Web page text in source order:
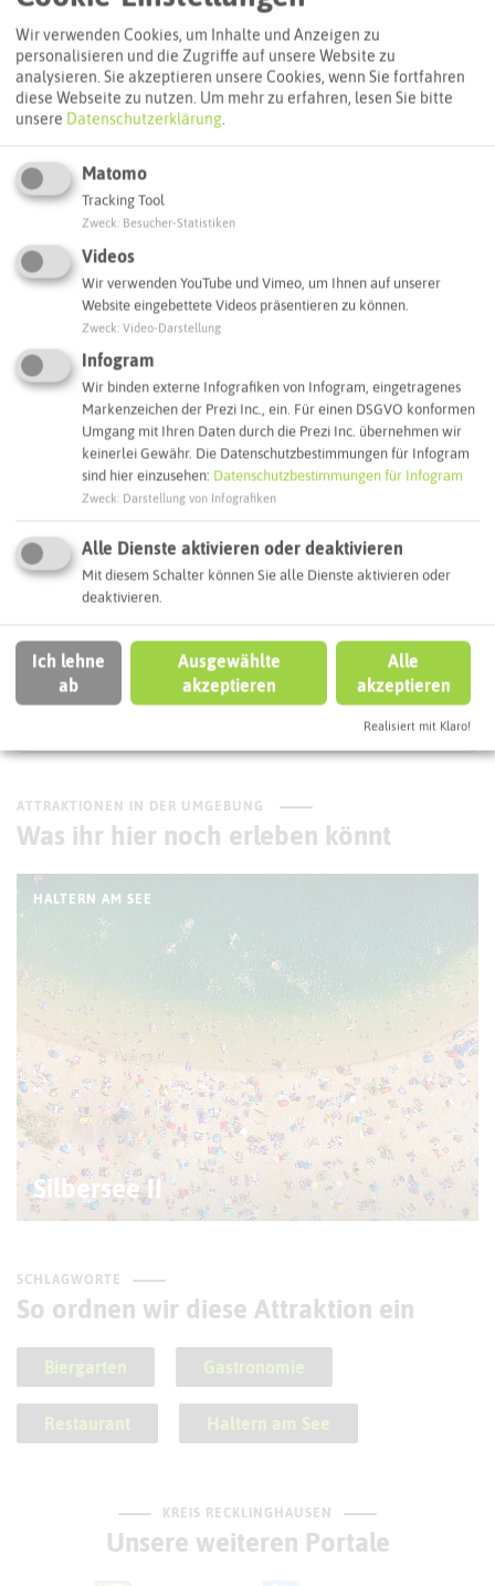
Adresse:
Treibsand
Zum Vogelsberg
45721 Haltern am See
Webseite
Interaktive Karte
Routenplanung zum Ziel:
ÖPNV-Route finden
ATTRAKTIONEN IN DER UMGEBUNG
Was ihr hier noch erleben könnt
HALTERN AM SEE
Silbersee II
SCHLAGWORTE
So ordnen wir diese Attraktion ein
Biergarten Gastronomie
Restaurant Haltern am See
KREIS RECKLINGHAUSEN
Unsere weiteren Portale
Wir verwenden Cookies, um Inhalte und Anzeigen zu
personalisieren und die Zugriffe auf unsere Website zu
analysieren. Sie akzeptieren unsere Cookies, wenn Sie fortfahren
diese Webseite zu nutzen. Um mehr zu erfahren, lesen Sie bitte
unsere Datenschutzerklärung.
Matomo
Tracking Tool
Zweck Besucher-Statistiken
Videos
Wir verwenden YouTube und Vimeo, um Ihnen auf unserer
Website eingebettete Videos präsentieren zu können.
Zweck Video-Darstellung
Infogram
Wir binden externe Infografiken von Infogram, eingetragenes
Markenzeichen der Prezi Inc., ein. Für einen DSGVO konformen
Umgang mit Ihren Daten durch die Prezi Inc. übernehmen wir
keinerlei Gewähr. Die Datenschutzbestimmungen für Infogram
sind hier einzusehen: Datenschutzbestimmungen für Infogram
Zweck Darstellung von Infografiken
Alle Dienste aktivieren oder deaktivieren
Mit diesem Schalter können Sie alle Dienste aktivieren oder
deaktivieren.
Ich lehne
ab
Ausgewählte
akzeptieren
Alle
akzeptieren
Realisiert mit Klaro!